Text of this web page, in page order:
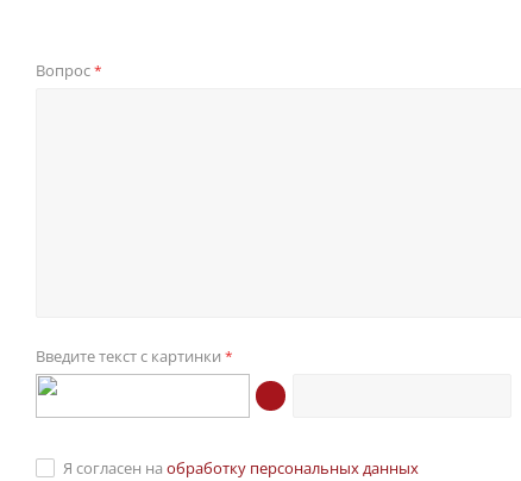
Вопрос*
Введите текст с картинки *
Я согласен на обработку персональных данных